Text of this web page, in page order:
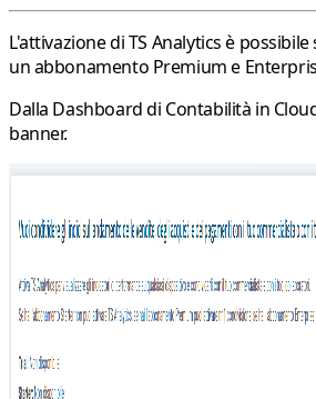
L'attivazione di TS Analytics è
un abbonamento Premiume
Dalla Dashboard di Contabilità in
banner.